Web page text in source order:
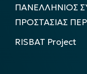
ΠΑΝΕΛΛΗΝΙΟΣ
ΠΡΟΣΤΑΣΙΑΣ
RISBAT Project